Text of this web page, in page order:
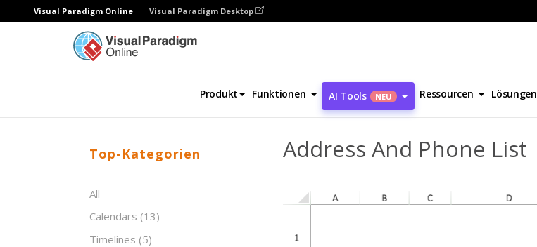
Visual Paradigm Online Visual Paradigm Desktop
Produkt Funktionen AI Tools NEU Ressourcen Lösungen
Address And Phone List
Top-Kategorien
All
Calendars (13)
Timelines (5)
Address And Phone List